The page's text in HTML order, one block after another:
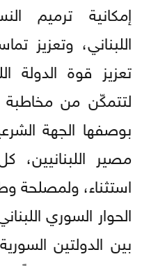
إمكانية ترميم
اللبناني،
تعزيز قوة الدولة
لتتمكّن من مخاطبة
بوصفها الجهة
مصير اللبنانيين،
استثناء، ولمصلحة
الحوار السوري
بين الدولتين